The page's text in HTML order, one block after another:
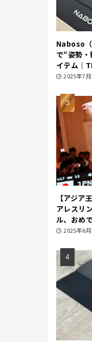
Naboso
で“姿勢
イテム｜
2025年7
【アジア
アレスリ
ル、おめ
2025年6